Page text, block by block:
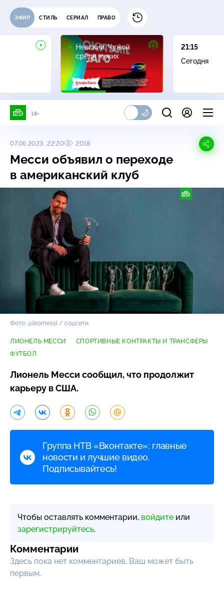
ЭФИР СТИЛЬ СЕРИАЛ ПРАВО
Невский. Чужой
среди чужих
16+
21:15
Сегодня
18+
07.06.2023, 22:20 2018
Месси объявил о переходе
в американский клуб
Фото: @leomessi / соцсети
ЛИОНЕЛЬ МЕССИ
СПОРТИВНЫЕ КОНТРАКТЫ И ТРАНСФЕРЫ
ФУТБОЛ
Лионель Месси сообщил, что продолжит
карьеру в США.
Группа НТВ «Вконтакте»: главные
новости и лучшие видео.
Подписывайтесь!
Чтобы оставлять комментарии, войдите или
зарегистрируйтесь.
Комментарии
Здесь пока нет комментариев, Ваш может быть
первым.